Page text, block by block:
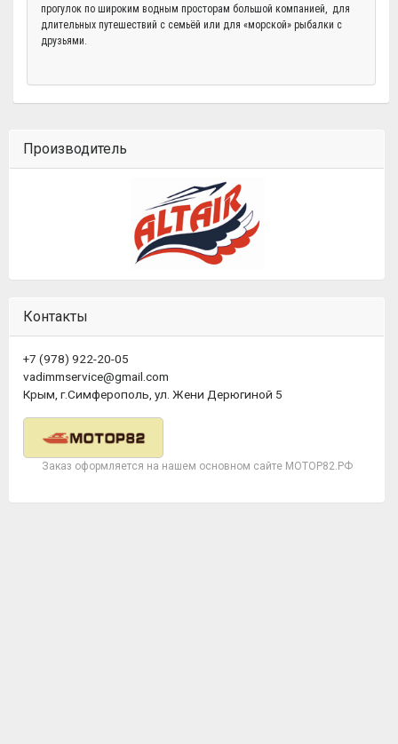
прогулок по широким водным просторам большой компанией, для
длительных путешествий с семьёй или для «морской» рыбалки с
друзьями.
Производитель
Контакты
+7 (978) 922-20-05
vadimmservice@gmail.com
Крым, г.Симферополь, ул. Жени Дерюгиной 5
Заказ оформляется на нашем основном сайте МОТОР82.РФ